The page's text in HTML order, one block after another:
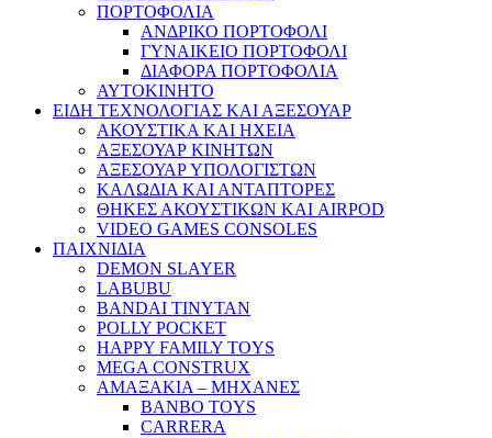
ΠΟΡΤΟΦΟΛΙΑ
ΑΝΔΡΙΚΟ ΠΟΡΤΟΦΟΛΙ
ΓΥΝΑΙΚΕΙΟ ΠΟΡΤΟΦΟΛΙ
ΔΙΑΦΟΡΑ ΠΟΡΤΟΦΟΛΙΑ
ΑΥΤΟΚΙΝΗΤΟ
ΕΙΔΗ ΤΕΧΝΟΛΟΓΙΑΣ ΚΑΙ ΑΞΕΣΟΥΑΡ
ΑΚΟΥΣΤΙΚΑ ΚΑΙ ΗΧΕΙΑ
ΑΞΕΣΟΥΑΡ ΚΙΝΗΤΩΝ
ΑΞΕΣΟΥΑΡ ΥΠΟΛΟΓΙΣΤΩΝ
ΚΑΛΩΔΙΑ ΚΑΙ ΑΝΤΑΠΤΟΡΕΣ
ΘΗΚΕΣ ΑΚΟΥΣΤΙΚΩΝ ΚΑΙ AIRPOD
VIDEO GAMES CONSOLES
ΠΑΙΧΝΙΔΙΑ
DEMON SLAYER
LABUBU
BANDAI TINYTAN
POLLY POCKET
HAPPY FAMILY TOYS
MEGA CONSTRUX
ΑΜΑΞΑΚΙΑ – ΜΗΧΑΝΕΣ
BANBO TOYS
CARRERA